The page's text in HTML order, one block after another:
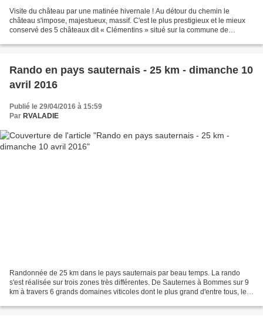
Visite du château par une matinée hivernale ! Au détour du chemin le
château s'impose, majestueux, massif. C'est le plus prestigieux et le mieux
conservé des 5 châteaux dit « Clémentins » situé sur la commune de
Rando en pays sauternais - 25 km - dimanche 10
avril 2016
Publié le 29/04/2016 à 15:59
Par RVALADIE
Randonnée de 25 km dans le pays sauternais par beau temps. La rando
s'est réalisée sur trois zones très différentes. De Sauternes à Bommes sur 9
km à travers 6 grands domaines viticoles dont le plus grand d'entre tous, le